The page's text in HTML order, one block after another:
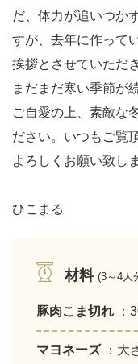
だ、体力が追いつか
すが、去年に作って
挨拶とさせていただ
まだまだ寒い季節が
ご自愛の上、素敵な
ださい。いつもご覧
よろしくお願い致し
ひこまる
材料 (3～4人
豚肉こま切れ ：
マヨネーズ ：大